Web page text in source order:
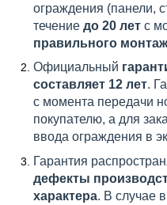
ограждения (панели,
течение до 20 лет с
правильного
Официальный
составляет 12 лет.
с момента передачи
покупателю, а для
ввода ограждения в
Гарантия
дефекты
характера. В случае